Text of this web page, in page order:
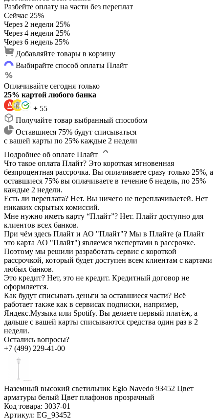
Разбейте оплату на части без переплат
Сейчас 25%
Через 2 недели 25%
Через 4 недели 25%
Через 6 недель 25%
Добавляйте товары в корзину
Выбирайте способ оплаты Плайт
Оплачивайте сегодня только
25% картой любого банка
+ 55
Получайте товар выбранный способом
Оставшиеся 75% будут списываться
с вашей карты по 25% каждые 2 недели
Подробнее об оплате Плайт
Что такое оплата Плайт? Это короткая мгновенная
безпроцентная рассрочка. Вы оплачиваете сразу только 25%, а
оставшиеся 75% вы оплачиваете в течение 6 недель, по 25%
каждые 2 недели.
Есть ли переплата? Нет. Вы ничего не переплачиваетей. Нет
никаких скрытых комиссий.
Мне нужно иметь карту “Плайт”? Нет. Плайт доступно для
клиентов всех банков.
При чём здесь Плайт и АО "Плайт"? Мы в Плайте (а Плайт
это карта АО "Плайт") являемся экспертами в рассрочке.
Поэтому мы решили разработать сервис с короткой
рассрочкой, который будет доступен всем клиентам с картами
любых банков.
Это кредит? Нет, это не кредит. Кредитный договор не
оформляется.
Как будут списывать деньги за оставшиеся части? Всё
работает также как в сервисах подписки, например,
Яндекс.Музыка или Spotify. Вы делаете первый платёж, а
дальше с вашей карты списываются средства один раз в 2
недели.
Остались вопросы?
+7 (499) 229-41-00
Наземный высокий светильник Eglo Navedo 93452 Цвет
арматуры белый Цвет плафонов прозрачный
Код товара: 3037-01
Артикул: EG_93452